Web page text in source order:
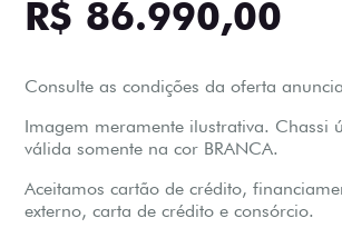
R$ 86.990,00
Consulte as condições da oferta
Imagem meramente ilustrativa. Chassi
válida somente na cor BRANCA.
Aceitamos cartão de crédito,
externo, carta de crédito e consórcio.